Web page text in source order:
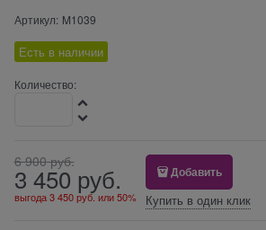
Артикул: M1039
Есть в наличии
Количество:
6 900 руб.
3 450 руб.
выгода3 450 руб.или50%
Добавить
Купить в один клик